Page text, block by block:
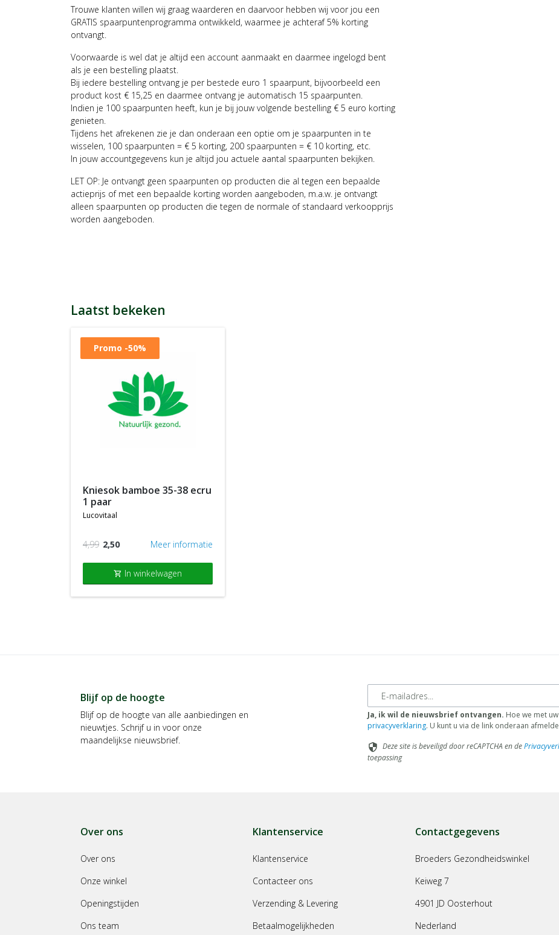
Trouwe klanten willen wij graag waarderen en daarvoor hebben wij voor jou een
GRATIS spaarpuntenprogramma ontwikkeld, waarmee je achteraf 5% korting
ontvangt.
Voorwaarde is wel dat je altijd een account aanmaakt en daarmee ingelogd bent
als je een bestelling plaatst.
Bij iedere bestelling ontvang je per bestede euro 1 spaarpunt, bijvoorbeeld een
product kost € 15,25 en daarmee ontvang je automatisch 15 spaarpunten.
Indien je 100 spaarpunten heeft, kun je bij jouw volgende bestelling € 5 euro korting
genieten.
Tijdens het afrekenen zie je dan onderaan een optie om je spaarpunten in te
wisselen, 100 spaarpunten = € 5 korting, 200 spaarpunten = € 10 korting, etc.
In jouw accountgegevens kun je altijd jou actuele aantal spaarpunten bekijken.
LET OP: Je ontvangt geen spaarpunten op producten die al tegen een bepaalde
actieprijs of met een bepaalde korting worden aangeboden, m.a.w. je ontvangt
alleen spaarpunten op producten die tegen de normale of standaard verkoopprijs
worden aangeboden.
Laatst bekeken
Promo -50%
kniesok bamboe 35-38 ecru
1 paar
lucovitaal
4,99 2,50 Meer informatie
shopping_cart In winkelwagen
Blijf op de hoogte
Blijf op de hoogte van alle aanbiedingen en
nieuwtjes. Schrijf u in voor onze
maandelijkse nieuwsbrief.
E-mailadres
Ja, ik wil de nieuwsbrief ontvangen. Hoe we met
privacyverklaring. U kunt u via de link onderaan
security Deze site is beveiligd door reCAPTCHA en de
toepassing
Over ons
Over ons
Onze winkel
Openingstijden
Ons team
Klantenservice
Klantenservice
Contacteer ons
Verzending & Levering
Betaalmogelijkheden
Contactgegevens
Broeders Gezondheidswinkel
Keiweg 7
4901 JD Oosterhout
Nederland